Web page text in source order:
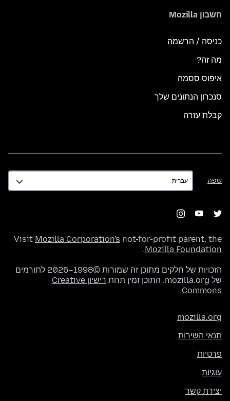
חשבון Mozilla
כניסה / הרשמה
מה זה?
איפוס ססמה
סנכרון הנתונים שלך
קבלת עזרה
שפה
שפה
Visit Mozilla Corporation's not-for-profit parent, the
Mozilla Foundation
.
הזכויות של חלקים מתוכן זה שמורות ©1998–2026 לתורמים
של mozilla.org. התוכן זמין תחת
רישיון Creative
Commons
.
mozilla.org
תנאי השירות
פרטיות
עוגיות
יצירת קשר